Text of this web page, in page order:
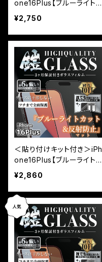
one16Plus【ブルーライトカ
ット】3カ月保証付き『ガラス
フィルム鎧』全面フルカバー
（黒フチタイプ）
¥2,750
＜貼り付けキット付き＞iPh
one16Plus【ブルーライトカ
ット＆反射防止】（マット）3カ
月保証付き『ガラスフィルム
鎧』全面フルカバー（黒フチ
タイプ）
¥2,860